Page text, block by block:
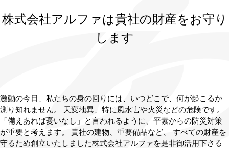
株式会社アルファは貴社の財産をお守り
します
激動の今日、私たちの身の回りには、いつどこで、何が起こるか
測り知れません。 天変地異、特に風水害や火災などの危険です。
「備えあれば憂いなし」と言われるように、平素からの防災対策
が重要と考えます。 貴社の建物、重要備品など、 すべての財産を
守るため創立いたしました株式会社アルファを是非御活用下さる